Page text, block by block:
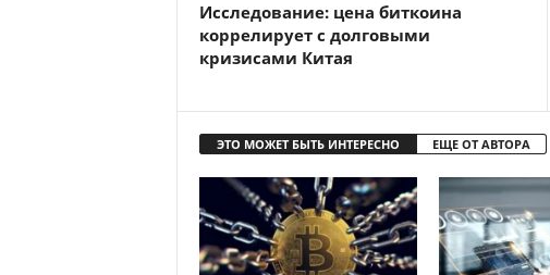
Исследование: цена биткоина
коррелирует с долговыми
кризисами Китая
ЭТО МОЖЕТ БЫТЬ ИНТЕРЕСНО ЕЩЕ ОТ АВТОРА